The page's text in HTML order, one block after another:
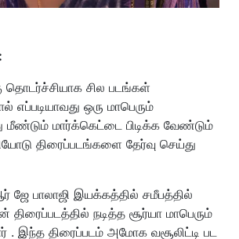
தொடர்ச்சியாக சில படங்கள்
ஒரு மாபெரும்
மீண்டும் மார்க்கெட்டை பிடிக்க வேண்டும்
திரைப்படங்களை தேர்வு செய்து
பாலாஜி இயக்கத்தில் சமீபத்தில்
திரைப்படத்தில் நடித்த சூர்யா மாபெரும்
. இந்த திரைப்படம் அமோக வசூலிட்டி பட